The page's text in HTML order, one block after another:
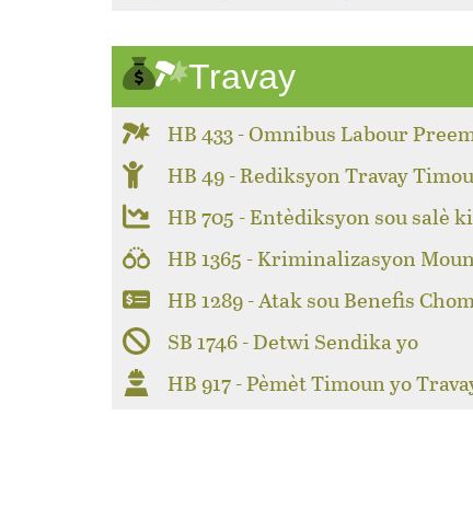
Travay
HB 433 - Omnibus Labour
HB 49 - Rediksyon Travay
HB 705 - Entèdiksyon sou salè
HB 1365 - Kriminalizasyon
HB 1289 - Atak sou Benefis
SB 1746 - Detwi Sendika yo
HB 917 - Pèmèt Timoun yo